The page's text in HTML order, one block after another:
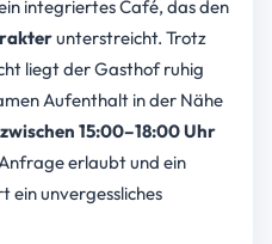
integriertes Café, das den
unterstreicht. Trotz
liegt der Gasthof ruhig
Aufenthalt in der Nähe
15:00–18:00 Uhr
erlaubt und ein
ein unvergessliches